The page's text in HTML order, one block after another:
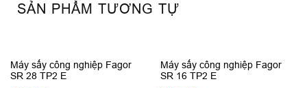
SẢN PHẨM TƯƠNG TỰ
Máy sấy công nghiệp Fagor
SR 28 TP2 E
Máy sấy công nghiệp Fagor
SR 16 TP2 E